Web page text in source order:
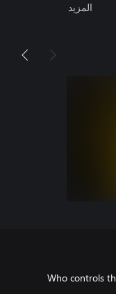
المزيد
Who controls